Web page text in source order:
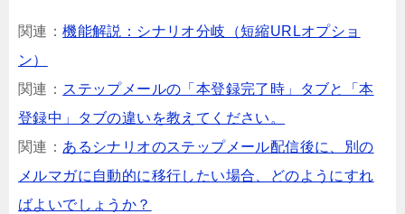
関連：機能解説：シナリオ分岐（短縮URLオプショ
ン）
関連： ステップメールの「本登録完了時」タブと「本
登録中」タブの違いを教えてください。
関連： あるシナリオのステップメール配信後に、別の
メルマガに自動的に移行したい場合、どのようにすれ
ばよいでしょうか？